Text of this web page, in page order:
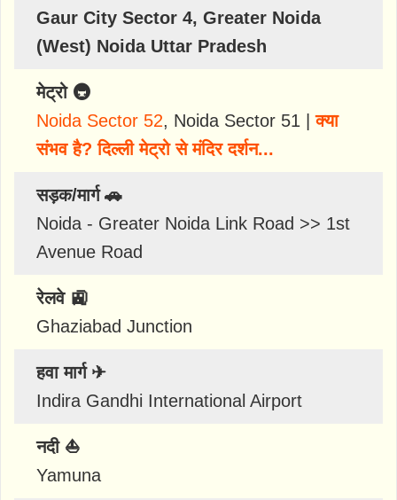
Gaur City Sector 4, Greater Noida
(West) Noida Uttar Pradesh
मेट्रो 🚇
Noida Sector 52, Noida Sector 51 |क्या
संभव है? दिल्ली मेट्रो से मंदिर दर्शन...
सड़क/मार्ग 🚗
Noida - Greater Noida Link Road >> 1st
Avenue Road
रेलवे 🚉
Ghaziabad Junction
हवा मार्ग ✈
Indira Gandhi International Airport
नदी ⛵
Yamuna